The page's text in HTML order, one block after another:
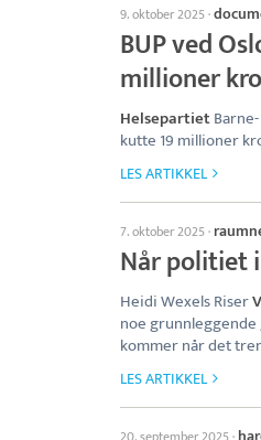
9. oktober 2025·
BUP ved
millioner
Helsepartiet
kutte 19 millioner
LES ARTIKKEL
7. oktober 2025·
Når politiet
Heidi Wexels Riser
noe
kommer når det
LES ARTIKKEL